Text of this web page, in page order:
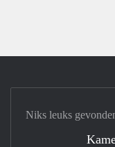
Niks leuks